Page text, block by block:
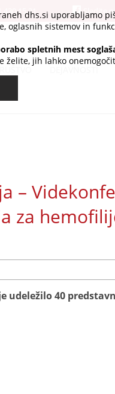
430 15 21 Sledite
DEJAVNOSTI
–
za
udeležilo 40
dhs.si uporabljamo
oglasnih sistemov in
spletnih mest
želite, jih lahko